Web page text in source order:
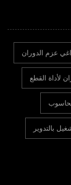
عزم الدوران
القطع
بالتدوير